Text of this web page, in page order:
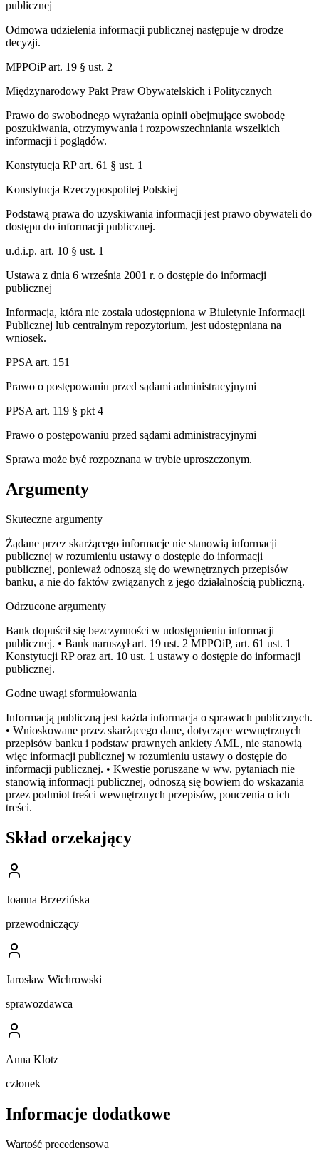
publicznej
Odmowa udzielenia informacji publicznej następuje w drodze
decyzji.
MPPOiP art. 19 § ust. 2
Międzynarodowy Pakt Praw Obywatelskich i Politycznych
Prawo do swobodnego wyrażania opinii obejmujące swobodę
poszukiwania, otrzymywania i rozpowszechniania wszelkich
informacji i poglądów.
Konstytucja RP art. 61 § ust. 1
Konstytucja Rzeczypospolitej Polskiej
Podstawą prawa do uzyskiwania informacji jest prawo obywateli do
dostępu do informacji publicznej.
u.d.i.p. art. 10 § ust. 1
Ustawa z dnia 6 września 2001 r. o dostępie do informacji
publicznej
Informacja, która nie została udostępniona w Biuletynie Informacji
Publicznej lub centralnym repozytorium, jest udostępniana na
wniosek.
PPSA art. 151
Prawo o postępowaniu przed sądami administracyjnymi
PPSA art. 119 § pkt 4
Prawo o postępowaniu przed sądami administracyjnymi
Sprawa może być rozpoznana w trybie uproszczonym.
Argumenty
Skuteczne argumenty
Żądane przez skarżącego informacje nie stanowią informacji
publicznej w rozumieniu ustawy o dostępie do informacji
publicznej, ponieważ odnoszą się do wewnętrznych przepisów
banku, a nie do faktów związanych z jego działalnością publiczną.
Odrzucone argumenty
Bank dopuścił się bezczynności w udostępnieniu informacji
publicznej. • Bank naruszył art. 19 ust. 2 MPPOiP, art. 61 ust. 1
Konstytucji RP oraz art. 10 ust. 1 ustawy o dostępie do informacji
publicznej.
Godne uwagi sformułowania
Informacją publiczną jest każda informacja o sprawach publicznych.
• Wnioskowane przez skarżącego dane, dotyczące wewnętrznych
przepisów banku i podstaw prawnych ankiety AML, nie stanowią
więc informacji publicznej w rozumieniu ustawy o dostępie do
informacji publicznej. • Kwestie poruszane w ww. pytaniach nie
stanowią informacji publicznej, odnoszą się bowiem do wskazania
przez podmiot treści wewnętrznych przepisów, pouczenia o ich
treści.
Skład orzekający
Joanna Brzezińska
przewodniczący
Jarosław Wichrowski
sprawozdawca
Anna Klotz
członek
Informacje dodatkowe
Wartość precedensowa